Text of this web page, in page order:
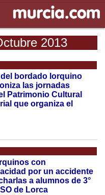
2013
del bordado lorquino
las jornadas
Patrimonio Cultural
que organiza el
con
por un accidente
a alumnos de 3°
de Lorca